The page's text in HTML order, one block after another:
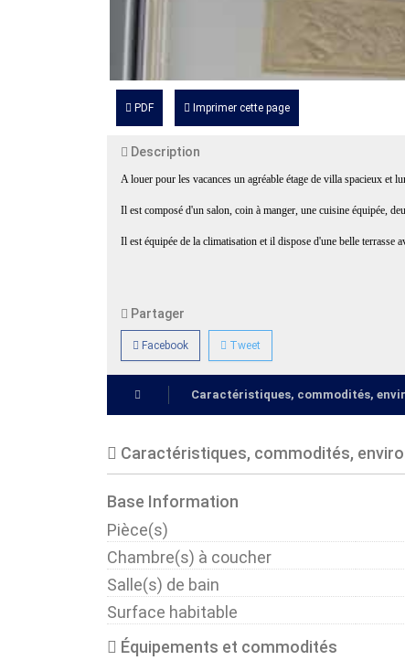
PDF Imprimer cette page
Description
A louer pour les vacances un agréable étage de villa spacieux et
Il est composé d'un salon, coin à manger, une cuisine équipée,
Il est équipée de la climatisation et il dispose d'une belle terrasse
Partager
Facebook Tweet
Caractéristiques, commodités,
Caractéristiques, commodités,
Base Information
Pièce(s)
Chambre(s) à coucher
Salle(s) de bain
Surface habitable
Équipements et commodités